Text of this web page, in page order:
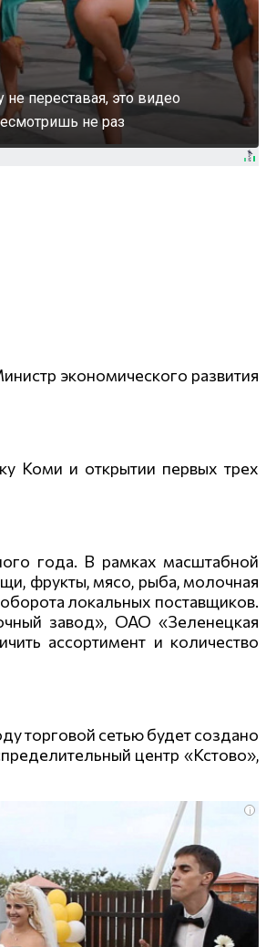
не переставая, это видео
не раз
экономического развития
Коми и открытии первых трех
года. В рамках масштабной
фрукты, мясо, рыба, молочная
локальных поставщиков.
завод», ОАО «Зеленецкая
ассортимент и количество
торговой сетью будет создано
й центр «Кстово»,
i